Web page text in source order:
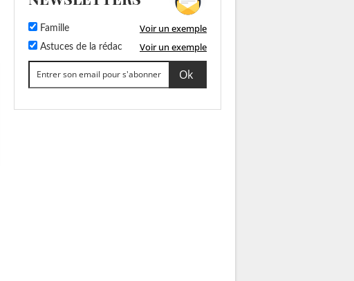
Famille Voir un exemple
Astuces de la rédac Voir un exemple